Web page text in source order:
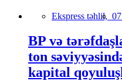
Ekspress təhlil,
BP və
ton
kapital